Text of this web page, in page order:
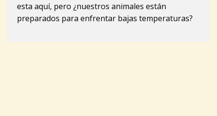
esta aquí, pero ¿nuestros animales están
preparados para enfrentar bajas temperaturas?